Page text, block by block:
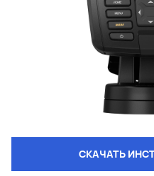
СКАЧАТЬ